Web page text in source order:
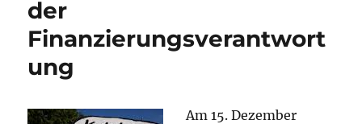
der
Finanzierungsverantwort
ung
Am 15. Dezember